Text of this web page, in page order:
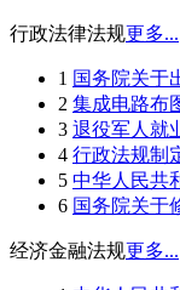
行政法律法规更多...
1 国务院关于
2 集成电路布
3 退役军人就
4 行政法规制
5 中华人民共
6 国务院关于
经济金融法规更多...